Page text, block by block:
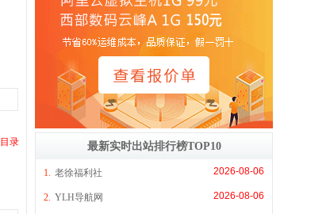
录
最新实时出站排行榜TOP10
1. 老徐福利社 2026-08-06
2. YLH导航网 2026-08-06